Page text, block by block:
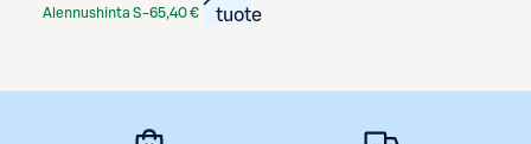
Alennushinta S-65,40 €
tuote